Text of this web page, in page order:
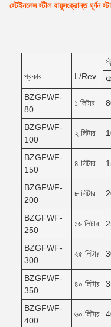
স্টেইনলেস স্টীল বায়ুসংক্রান্ত
প্রকার L/Rev
BZGFWF-
80
১ লিটার
BZGFWF-
100
২ লিটার
BZGFWF-
150
৪ লিটার
BZGFWF-
200
৮ লিটার
BZGFWF-
250
১৬ লিটার
BZGFWF-
300
২৫ লিটার
BZGFWF-
350
৪০ লিটার
BZGFWF-
400
৬০ লিটার